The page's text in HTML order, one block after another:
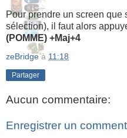
Pour prendre un screen que
sélection), il faut alors
(POMME) +Maj+4
zeBridge à 11:18
Partager
Aucun commentaire:
Enregistrer un